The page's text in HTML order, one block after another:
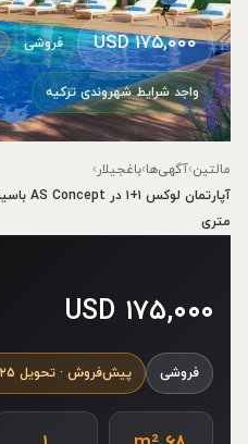
۱۷۵,۰۰۰ USD فروشی
واجد شرایط شهروندی ترکیه
مالتین›آگهی‌ها›باغجیلار›
متری
۱۷۵,۰۰۰ USD
فروشی پیش‌فروش · تحویل ۲۰۲۵